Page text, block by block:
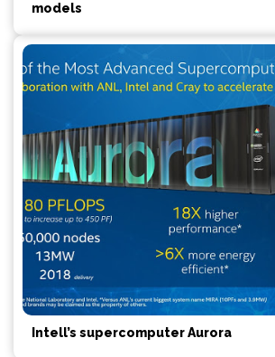
models
Intell’s supercomputer Aurora